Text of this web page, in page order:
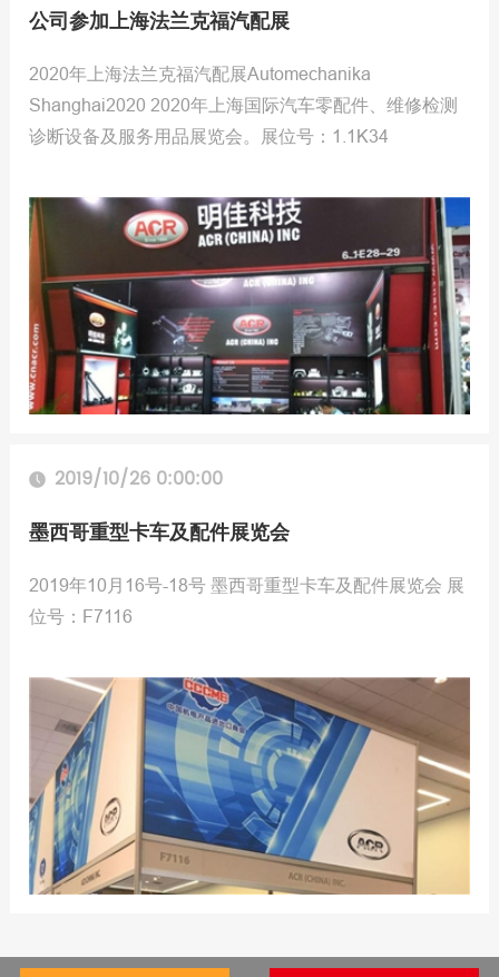
公司参加上海法兰克福汽配展
2020年上海法兰克福汽配展Automechanika
Shanghai2020 2020年上海国际汽车零配件、维修检测
诊断设备及服务用品展览会。展位号：1.1K34
2019/10/26 0:00:00
墨西哥重型卡车及配件展览会
2019年10月16号-18号 墨西哥重型卡车及配件展览会 展
位号：F7116